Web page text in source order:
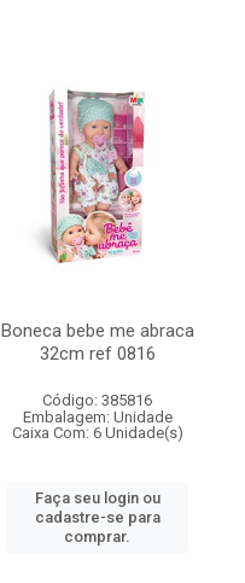
Boneca bebe me abraca
32cm ref 0816
Código: 385816
Embalagem: Unidade
Caixa Com: 6 Unidade(s)
Faça seu login ou
cadastre-se para
comprar.